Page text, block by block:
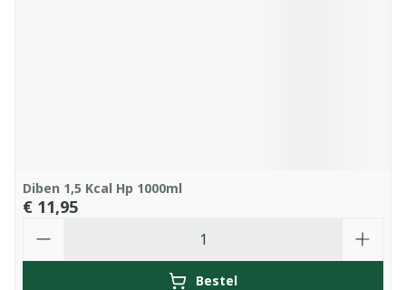
Diben 1,5 Kcal Hp 1000ml
€ 11,95
Bestel